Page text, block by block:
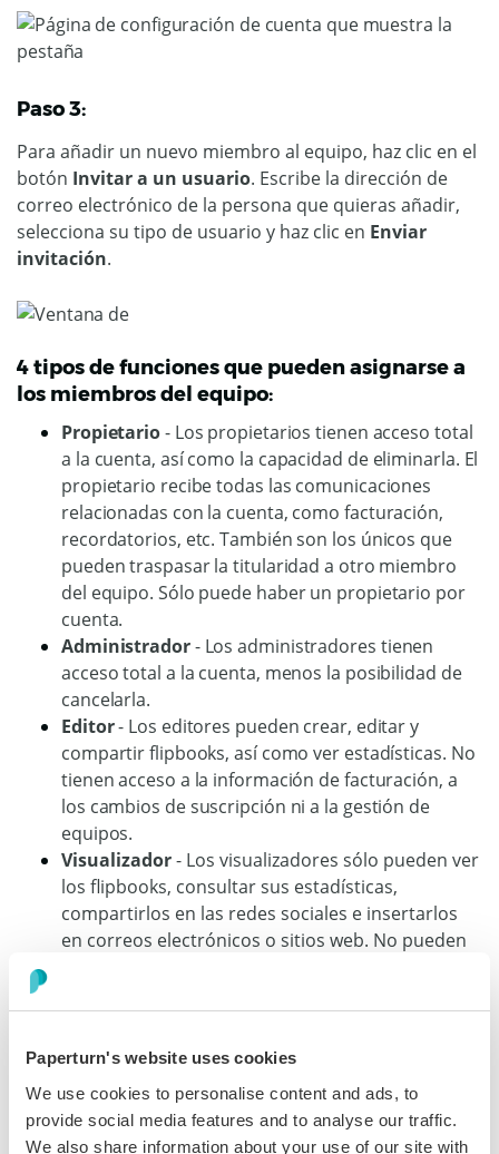
Paperturn's website uses cookies
We use cookies to personalise content and ads, to
provide social media features and to analyse our traffic.
We also share information about your use of our site with
Paso 3:
Para añadir un nuevo miembro al equipo, haz clic en el
botón Invitar a un usuario. Escribe la dirección de
correo electrónico de la persona que quieras añadir,
selecciona su tipo de usuario y haz clic en Enviar
invitación.
4 tipos de funciones que pueden asignarse a
los miembros del equipo:
Propietario- Los propietarios tienen acceso total
a la cuenta, así como la capacidad de eliminarla. El
propietario recibe todas las comunicaciones
relacionadas con la cuenta, como facturación,
recordatorios, etc. También son los únicos que
pueden traspasar la titularidad a otro miembro
del equipo. Sólo puede haber un propietario por
cuenta.
Administrador- Los administradores tienen
acceso total a la cuenta, menos la posibilidad de
cancelarla.
Editor- Los editores pueden crear, editar y
compartir flipbooks, así como ver estadísticas. No
tienen acceso a la información de facturación, a
los cambios de suscripción ni a la gestión de
equipos.
Visualizador- Los visualizadores sólo pueden ver
los flipbooks, consultar sus estadísticas,
compartirlos en las redes sociales e insertarlos
en correos electrónicos o sitios web. No pueden
Paso 4:
Después de enviar la invitación, el miembro del equipo
recibirá un correo electrónico con un enlace para